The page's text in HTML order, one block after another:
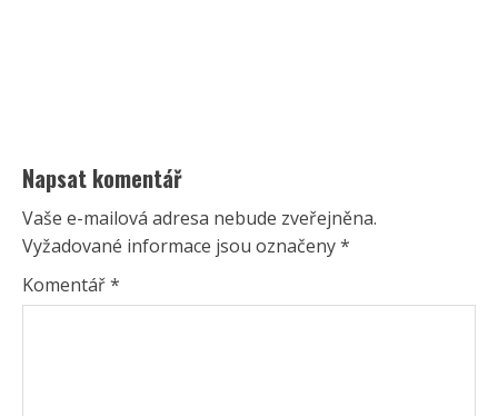
Napsat komentář
Vaše e-mailová adresa nebude zveřejněna.
Vyžadované informace jsou označeny*
Komentář*